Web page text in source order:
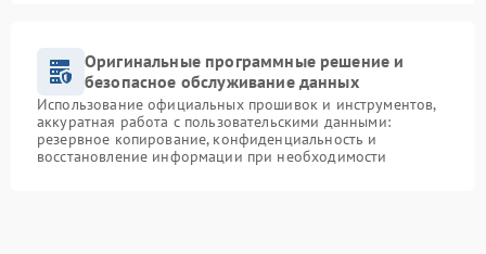
Оригинальные программные решение и
безопасное обслуживание данных
Использование официальных прошивок и инструментов,
аккуратная работа с пользовательскими данными:
резервное копирование, конфиденциальность и
восстановление информации при необходимости